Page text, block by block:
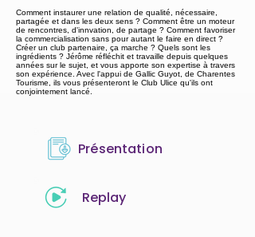
Comment instaurer une relation de qualité, nécessaire,
partagée et dans les deux sens ? Comment être un moteur
de rencontres, d'innvation, de partage ? Comment favoriser
la commercialisation sans pour autant le faire en direct ?
Créer un club partenaire, ça marche ? Quels sont les
ingrédients ? Jérôme réfléchit et travaille depuis quelques
années sur le sujet, et vous apporte son expertise à travers
son expérience. Avec l'appui de Gallic Guyot, de Charentes
Tourisme, ils vous présenteront le Club Ulice qu'ils ont
conjointement lancé.
Présentation
Replay